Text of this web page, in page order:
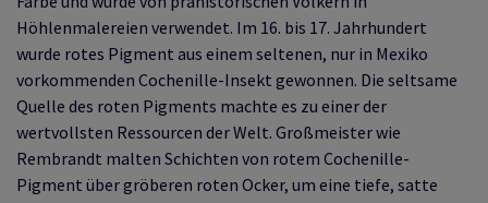
Höhlenmalereien verwendet. Im 16. bis 17. Jahrhundert
wurde rotes Pigment aus einem seltenen, nur in Mexiko
vorkommenden Cochenille-Insekt gewonnen. Die seltsame
Quelle des roten Pigments machte es zu einer der
wertvollsten Ressourcen der Welt. Großmeister wie
Rembrandt malten Schichten von rotem Cochenille-
Pigment über gröberen roten Ocker, um eine tiefe, satte